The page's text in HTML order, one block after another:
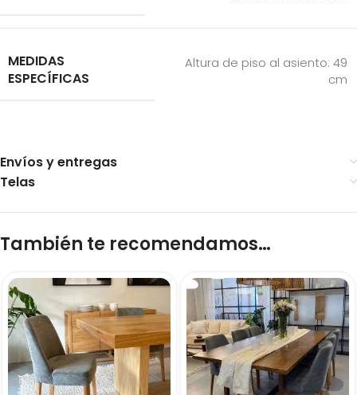
MEDIDAS
ESPECÍFICAS
Altura de piso al asiento: 49
cm
Envíos y entregas
Telas
También te recomendamos…